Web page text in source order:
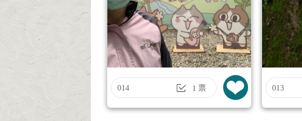
014 1 票 013